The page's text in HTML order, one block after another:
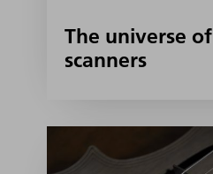
The universe of
scanners